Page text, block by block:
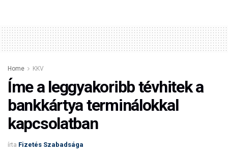
Home KKV
Íme a leggyakoribb tévhitek a
bankkártya terminálokkal
kapcsolatban
írta Fizetés Szabadsága